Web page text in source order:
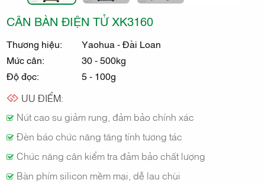
HÒA
CÂN BÀN ĐIỆN TỬ XK3160
Thương hiệu:
Yaohua - Đài Loan
Mức cân:
30 - 500kg
Độ đọc:
5 - 100g
ƯU ĐIỂM:
Nút cao su giảm rung, đảm bảo chính xác
Đèn báo chức năng tăng tính tương tác
Chức năng cân kiểm tra đảm bảo chất lượng
Bàn phím silicon mềm mại, dễ lau chùi